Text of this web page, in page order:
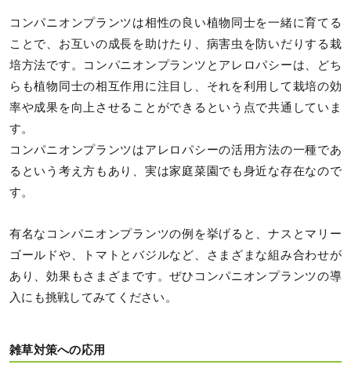
コンパニオンプランツは相性の良い植物同士を一緒に育てる
ことで、お互いの成長を助けたり、病害虫を防いだりする栽
培方法です。コンパニオンプランツとアレロパシーは、どち
らも植物同士の相互作用に注目し、それを利用して栽培の効
率や成果を向上させることができるという点で共通していま
す。
コンパニオンプランツはアレロパシーの活用方法の一種であ
るという考え方もあり、実は家庭菜園でも身近な存在なので
す。
有名なコンパニオンプランツの例を挙げると、ナスとマリー
ゴールドや、トマトとバジルなど、さまざまな組み合わせが
あり、効果もさまざまです。ぜひコンパニオンプランツの導
入にも挑戦してみてください。
雑草対策への応用